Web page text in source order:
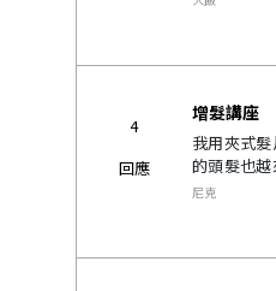
的還蠻明
4
回應
增髮講座
我用夾式
的頭髮也越
是乾脆換黏
尼克